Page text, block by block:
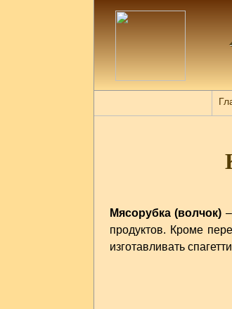
Мясорубка (волчок)
продуктов. Кроме
изготавливать